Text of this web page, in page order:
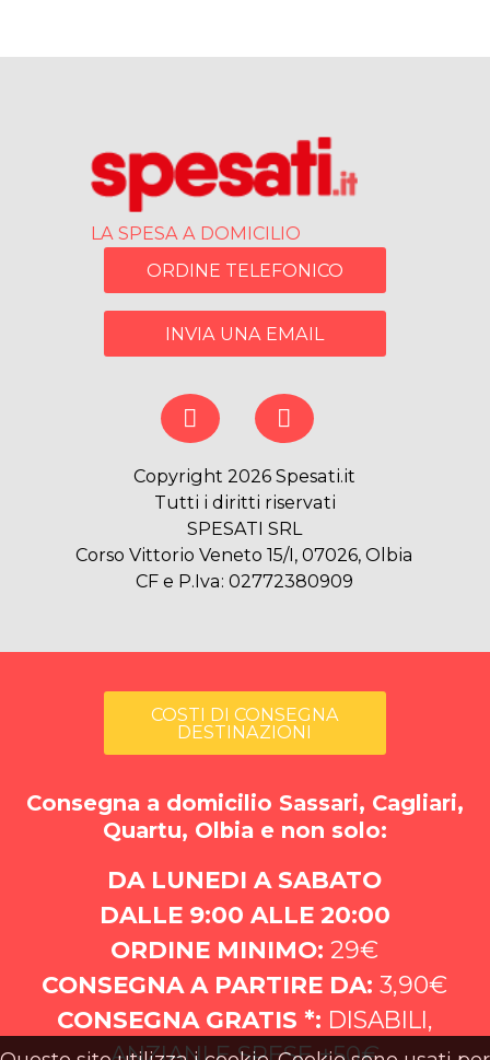
LA SPESA A DOMICILIO
ORDINE TELEFONICO
INVIA UNA EMAIL
Copyright 2026 Spesati.it
Tutti i diritti riservati
SPESATI SRL
Corso Vittorio Veneto 15/I, 07026, Olbia
CF e P.Iva: 02772380909
COSTI DI CONSEGNA
DESTINAZIONI
Consegna a domicilio Sassari, Cagliari,
Quartu, Olbia e non solo:
DA LUNEDI A SABATO
DALLE 9:00 ALLE 20:00
ORDINE MINIMO: 29€
CONSEGNA A PARTIRE DA: 3,90€
CONSEGNA GRATIS *: DISABILI,